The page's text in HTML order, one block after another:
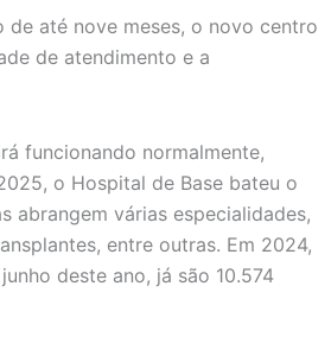
de até nove meses, o novo centro
de atendimento e a
funcionando normalmente,
o Hospital de Base bateu o
abrangem várias especialidades,
entre outras. Em 2024,
deste ano, já são 10.574